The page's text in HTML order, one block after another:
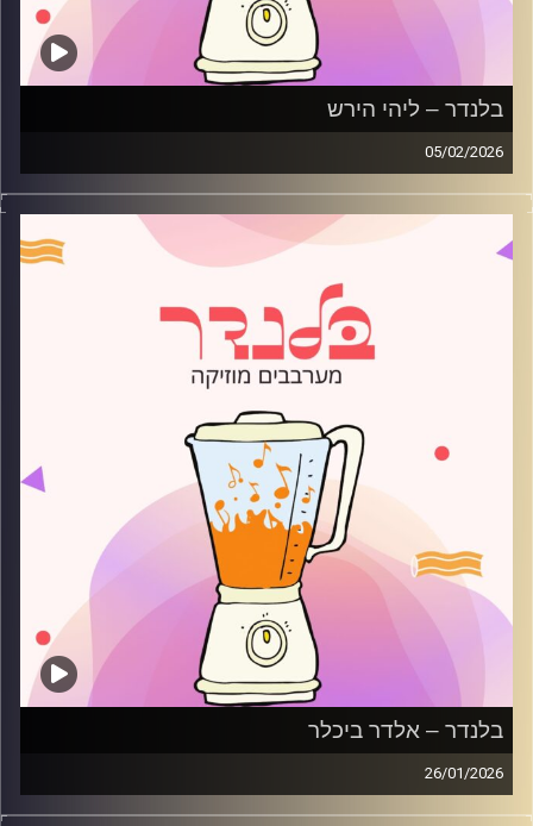
בלנדר – ליהי הירש
05/02/2026
מוזיקה רגועה לפתוח איתה את הבוקר בהגשת ליהי הירש
קרדיט תמונות:
AudioVersity
בלנדר – אלדר ביכלר
26/01/2026
מוזיקה רגועה לפתוח איתה את הבוקר בהגשת אלדר ביכלר